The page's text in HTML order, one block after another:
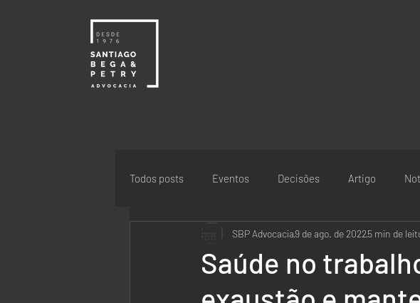
Todos posts Eventos Decisões Artigo
Saúde no
SBP Advocacia9 de ago. de 20225 min de